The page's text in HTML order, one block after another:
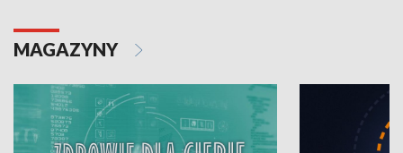
MAGAZYNY